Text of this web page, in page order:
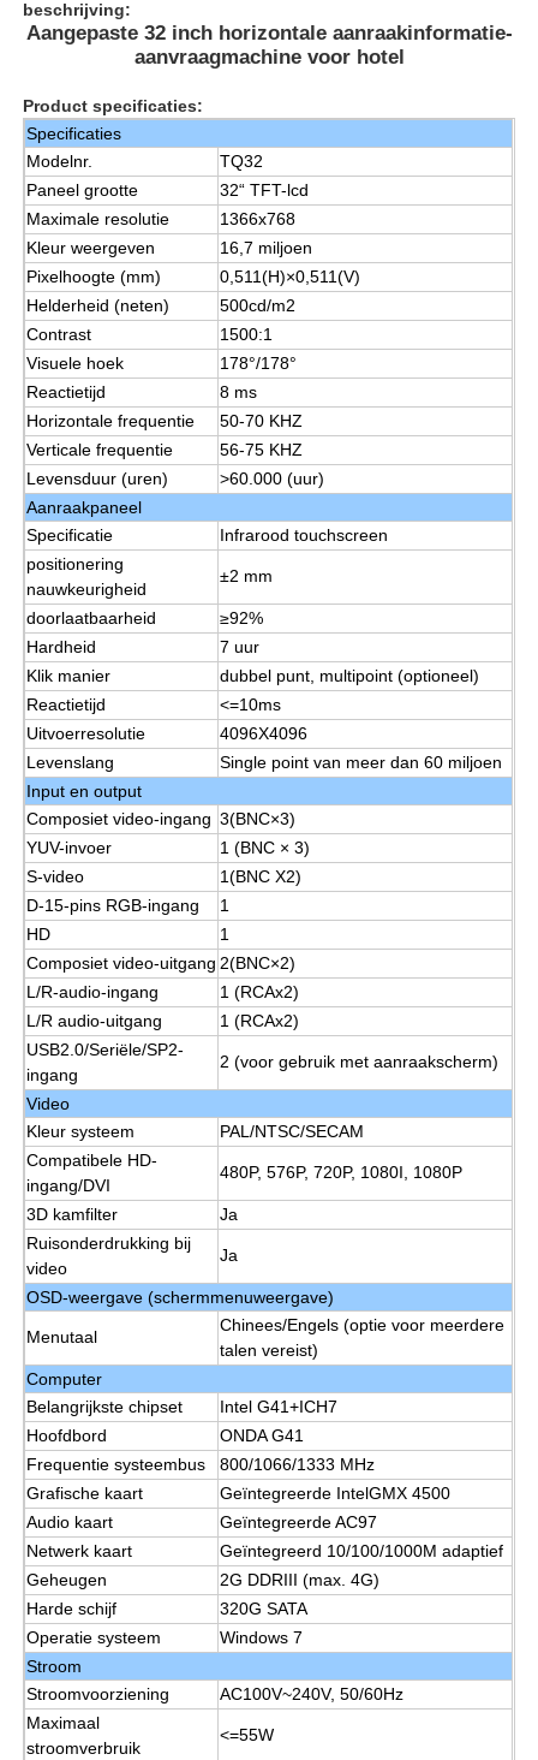
Fabrieksreis
Kwaliteitscontrole
Contacteer ons
Vraag een offerte aan
Interactief Digitaal Bord
Onderwijs Interactieve Whiteboard
Slim Nano Bord
Vergaderzaal Interactieve Vertoning
Digitale Interactieve Slimme Raad
Verticale Digitale Signage
Vloer die Interactieve Kiosk bevinden zich
interactief vlak paneel
Horizontale Touch screenkiosk
Interactieve whiteboard van IRL
Intelligent Bord
Conferentie Interactief Vlak Comité
beschrijving:
Aangepaste 32 inch horizontale aanraakinformatie-
aanvraagmachine voor hotel
Product specificaties:
Specificaties
Modelnr.
TQ32
Paneel grootte
32“ TFT-lcd
Maximale resolutie
1366x768
Kleur weergeven
16,7 miljoen
Pixelhoogte (mm)
0,511(H)×0,511(V)
Helderheid (neten)
500cd/m2
Contrast
1500:1
Visuele hoek
178°/178°
Reactietijd
8 ms
Horizontale frequentie
50-70 KHZ
Verticale frequentie
56-75 KHZ
Levensduur (uren)
>60.000 (uur)
Aanraakpaneel
Specificatie
Infrarood touchscreen
positionering
nauwkeurigheid
±2 mm
doorlaatbaarheid
≥92%
Hardheid
7 uur
Klik manier
dubbel punt, multipoint (optioneel)
Reactietijd
<=10ms
Uitvoerresolutie
4096X4096
Levenslang
Single point van meer dan 60 miljoen
Input en output
Composiet video-ingang 3(BNC×3)
YUV-invoer
1 (BNC × 3)
S-video
1(BNC X2)
D-15-pins RGB-ingang
1
HD
1
Composiet video-uitgang 2(BNC×2)
L/R-audio-ingang
1 (RCAx2)
L/R audio-uitgang
1 (RCAx2)
USB2.0/Seriële/SP2-
ingang
2 (voor gebruik met aanraakscherm)
Video
Kleur systeem
PAL/NTSC/SECAM
Compatibele HD-
ingang/DVI
480P, 576P, 720P, 1080I, 1080P
3D kamfilter
Ja
Ruisonderdrukking bij
video
Ja
OSD-weergave (schermmenuweergave)
Menutaal
Chinees/Engels (optie voor meerdere
talen vereist)
Computer
Belangrijkste chipset
Intel G41+ICH7
Hoofdbord
ONDA G41
Frequentie systeembus
800/1066/1333 MHz
Grafische kaart
Geïntegreerde IntelGMX 4500
Audio kaart
Geïntegreerde AC97
Netwerk kaart
Geïntegreerd 10/100/1000M adaptief
Geheugen
2G DDRIII (max. 4G)
Harde schijf
320G SATA
Operatie systeem
Windows 7
Stroom
Stroomvoorziening
AC100V~240V, 50/60Hz
Maximaal
stroomverbruik
<=55W